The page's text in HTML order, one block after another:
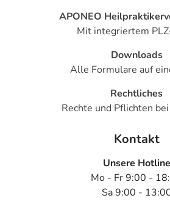
Ist Ihnen das Arzneimittel trotz einer
verordnet worden, sprechen Sie mit
Apotheker. Der therapeutische
als das Risiko, das die Anwendung
Gegenanzeige in sich birgt.
Nebenwirkungen
Welche unerwünschten Wirkungen
- Husten, vor allem trockener Husten
- Magen-Darm-Beschwerden, wie:
APONEO
Mit integriertem
Downloads
Alle Formulare auf
Rechtliches
Rechte und Pflichten
Kontakt
Unsere Hotline
Mo - Fr 9:00 -
Sa 9:00 -